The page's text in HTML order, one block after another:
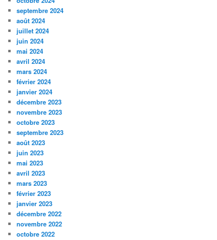
septembre 2024
août 2024
juillet 2024
juin 2024
mai 2024
avril 2024
mars 2024
février 2024
janvier 2024
décembre 2023
novembre 2023
octobre 2023
septembre 2023
août 2023
juin 2023
mai 2023
avril 2023
mars 2023
février 2023
janvier 2023
décembre 2022
novembre 2022
octobre 2022